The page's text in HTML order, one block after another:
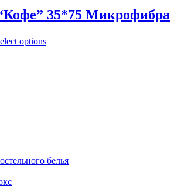
35*75 Микрофибра
options
белья